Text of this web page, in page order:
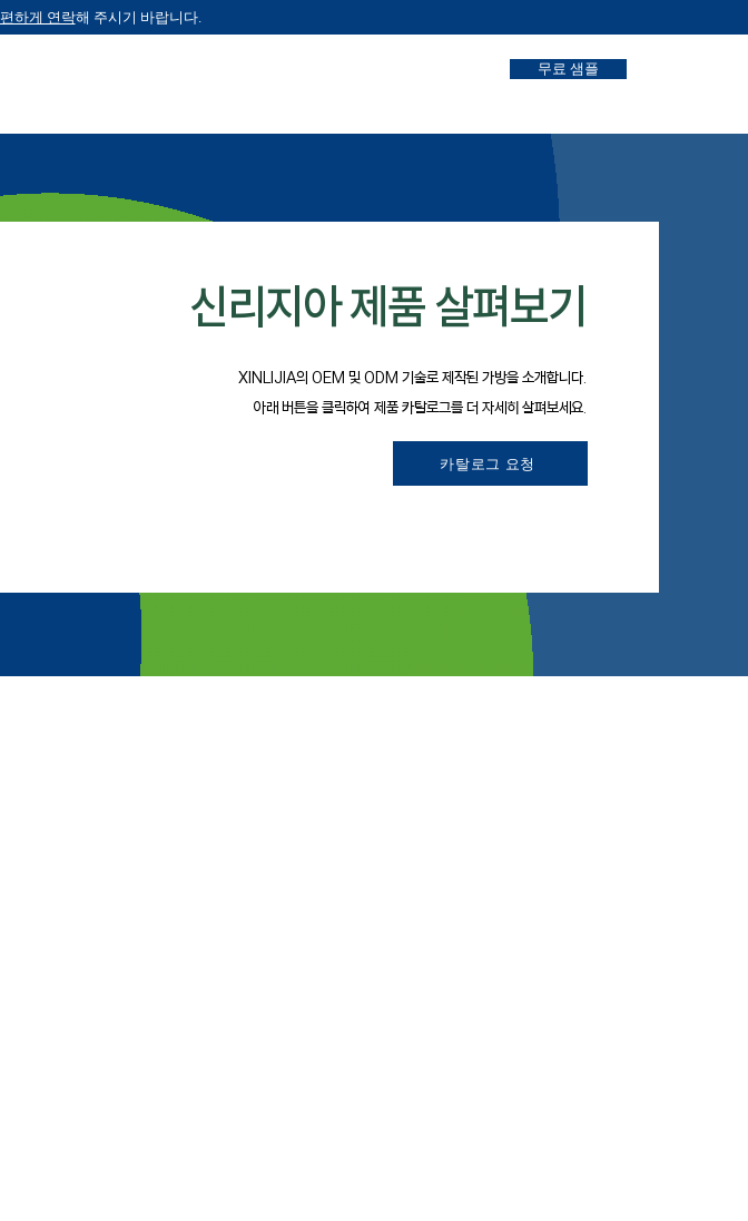
편하게 연락해 주시기 바랍니다.
무료 샘플
신리지아 제품 살펴보기
XINLIJIA의 OEM 및 ODM 기술로 제작된 가방을 소개합니다.
아래 버튼을 클릭하여 제품 카탈로그를 더 자세히 살펴보세요.
카탈로그 요청